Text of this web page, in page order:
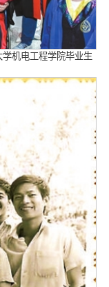
机电工程学院毕业生